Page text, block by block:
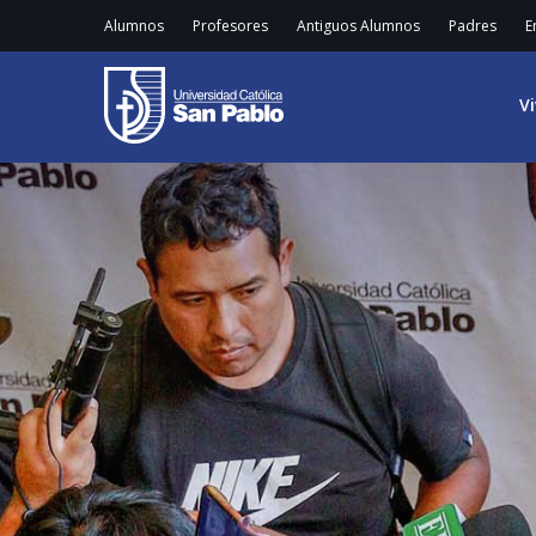
Alumnos Profesores Antiguos Alumnos Padres